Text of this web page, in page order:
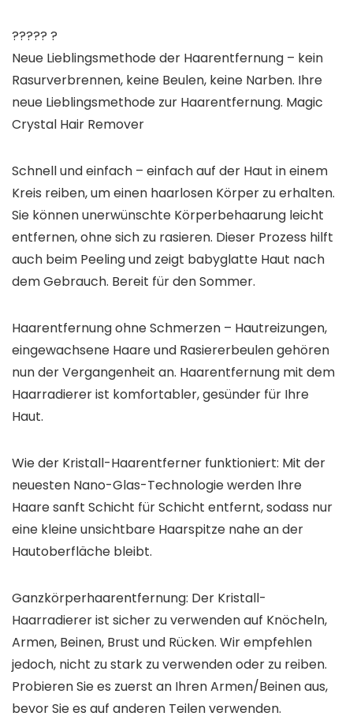
????? ?
Neue Lieblingsmethode der Haarentfernung – kein
Rasurverbrennen, keine Beulen, keine Narben. Ihre
neue Lieblingsmethode zur Haarentfernung. Magic
Crystal Hair Remover
Schnell und einfach – einfach auf der Haut in einem
Kreis reiben, um einen haarlosen Körper zu erhalten.
Sie können unerwünschte Körperbehaarung leicht
entfernen, ohne sich zu rasieren. Dieser Prozess hilft
auch beim Peeling und zeigt babyglatte Haut nach
dem Gebrauch. Bereit für den Sommer.
Haarentfernung ohne Schmerzen – Hautreizungen,
eingewachsene Haare und Rasiererbeulen gehören
nun der Vergangenheit an. Haarentfernung mit dem
Haarradierer ist komfortabler, gesünder für Ihre
Haut.
Wie der Kristall-Haarentferner funktioniert: Mit der
neuesten Nano-Glas-Technologie werden Ihre
Haare sanft Schicht für Schicht entfernt, sodass nur
eine kleine unsichtbare Haarspitze nahe an der
Hautoberfläche bleibt.
Ganzkörperhaarentfernung: Der Kristall-
Haarradierer ist sicher zu verwenden auf Knöcheln,
Armen, Beinen, Brust und Rücken. Wir empfehlen
jedoch, nicht zu stark zu verwenden oder zu reiben.
Probieren Sie es zuerst an Ihren Armen/Beinen aus,
bevor Sie es auf anderen Teilen verwenden.